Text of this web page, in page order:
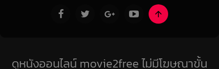
ดูหนังออนไลน์ movie2free ไม่มีโฆษณาขั้น